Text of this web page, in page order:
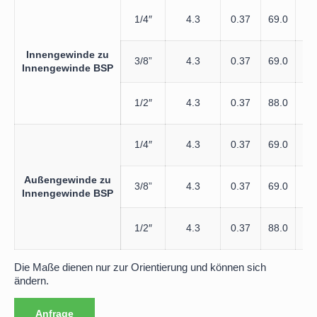
Innengewinde zu
Innengewinde BSP
1/4″ 4.3 0.37 69.0
3/8” 4.3 0.37 69.0
1/2″ 4.3 0.37 88.0
Außengewinde zu
Innengewinde BSP
1/4″ 4.3 0.37 69.0
3/8” 4.3 0.37 69.0
1/2″ 4.3 0.37 88.0
Die Maße dienen nur zur Orientierung und können sich
ändern.
Anfrage